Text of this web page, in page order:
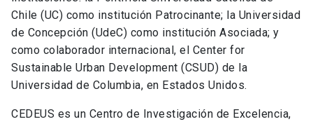
Chile (UC) como institución Patrocinante; la Universidad
de Concepción (UdeC) como institución Asociada; y
como colaborador internacional, el Center for
Sustainable Urban Development (CSUD) de la
Universidad de Columbia, en Estados Unidos.
CEDEUS es un Centro de Investigación de Excelencia,